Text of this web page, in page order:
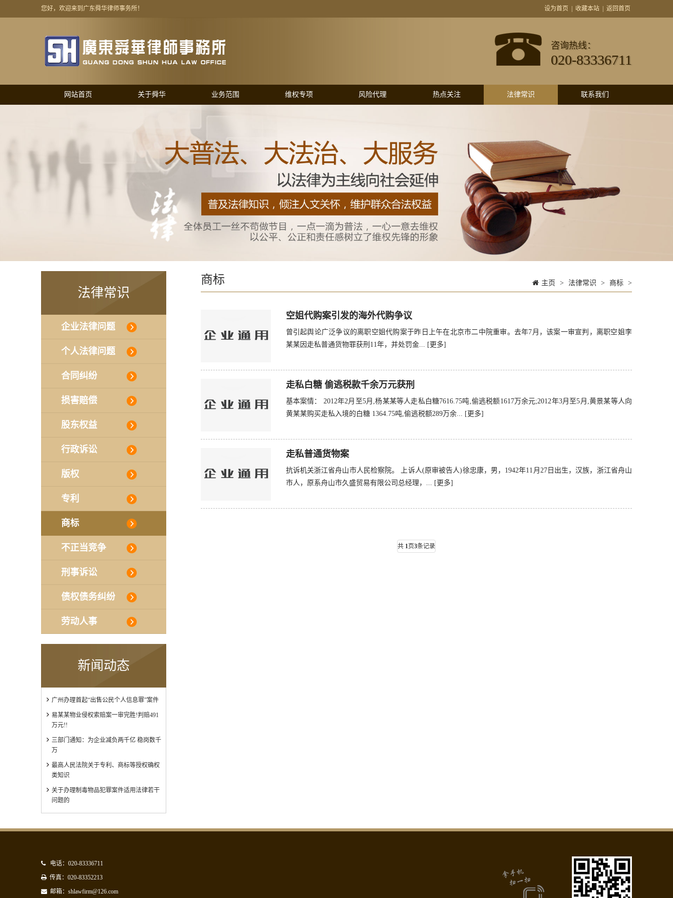
您好，欢迎来到广东舜华律师事务所！ 设为首页 收藏本站 返回首页
咨询热线：
020-83336711
网站首页 关于舜华 业务范围 维权专项 风险代理 热点关注 法律常识 联系我们
法律常识
企业法律问题
个人法律问题
合同纠纷
损害赔偿
股东权益
行政诉讼
版权
专利
商标
不正当竞争
刑事诉讼
债权债务纠纷
劳动人事
新闻动态
广州办理首起“出售公民个人信息罪”案件
易某某物业侵权索赔案一审完胜!判赔491
万元!!
三部门通知：为企业减负两千亿 稳岗数千
万
最高人民法院关于专利、商标等授权确权
类知识
关于办理制毒物品犯罪案件适用法律若干
问题的
商标 主页 > 法律常识 > 商标 >
空姐代购案引发的海外代购争议
曾引起舆论广泛争议的离职空姐代购案于昨日上午在北京市二中院重审。去年7月，该案一审宣判，离职空姐李
某某因走私普通货物罪获刑11年，并处罚金... [更多]
走私白糖 偷逃税款千余万元获刑
基本案情： 2012年2月至5月,杨某某等人走私白糖7616.75吨,偷逃税额1617万余元;2012年3月至5月,黄景某等人向
黄某某购买走私入境的白糖 1364.75吨,偷逃税额289万余... [更多]
走私普通货物案
抗诉机关浙江省舟山市人民检察院。 上诉人(原审被告人)徐忠康，男，1942年11月27日出生，汉族，浙江省舟山
市人，原系舟山市久盛贸易有限公司总经理，... [更多]
共 1 页3条记录
电话：020-83336711
传真：020-83352213
邮箱：shlawfirm@126.com